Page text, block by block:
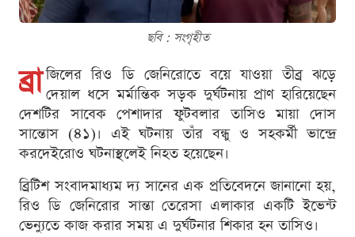
ছবি : সংগৃহীত
ব্রা জিলের রিও ডি জেনিরোতে বয়ে যাওয়া তীব্র ঝড়ে
দেয়াল ধসে মর্মান্তিক সড়ক দুর্ঘটনায় প্রাণ হারিয়েছেন
দেশটির সাবেক পেশাদার ফুটবলার তাসিও মায়া দোস
সান্তোস (৪১)। এই ঘটনায় তাঁর বন্ধু ও সহকর্মী ভান্দ্রে
করদেইরোও ঘটনাস্থলেই নিহত হয়েছেন।
ব্রিটিশ সংবাদমাধ্যম দ্য সানের এক প্রতিবেদনে জানানো হয়,
রিও ডি জেনিরোর সান্তা তেরেসা এলাকার একটি ইভেন্ট
ভেন্যুতে কাজ করার সময় এ দুর্ঘটনার শিকার হন তাসিও।